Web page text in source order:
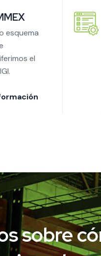
esquema
el
sobre